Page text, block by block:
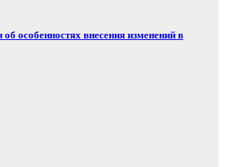
особенностях внесения изменений в